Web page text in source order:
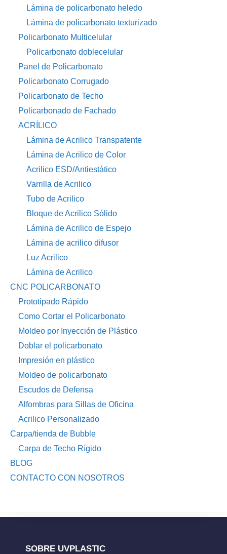
Lámina de policarbonato heledo
Lámina de policarbonato texturizado
Policarbonato Multicelular
Policarbonato doblecelular
Panel de Policarbonato
Policarbonato Corrugado
Policarbonato de Techo
Policarbonado de Fachado
ACRÍLICO
Lámina de Acrilico Transpatente
Lámina de Acrilico de Color
Acrilico ESD/Antiestático
Varrilla de Acrilico
Tubo de Acrilico
Bloque de Acrilico Sólido
Lámina de Acrilico de Espejo
Lámina de acrilico difusor
Luz Acrilico
Lámina de Acrilico
CNC POLICARBONATO
Prototipado Rápido
Como Cortar el Policarbonato
Moldeo por Inyección de Plástico
Doblar el policarbonato
Impresión en plástico
Moldeo de policarbonato
Escudos de Defensa
Alfombras para Sillas de Oficina
Acrilico Personalizado
Carpa/tienda de Bubble
Carpa de Techo Rígido
BLOG
CONTACTO CON NOSOTROS
SOBRE UVPLASTIC